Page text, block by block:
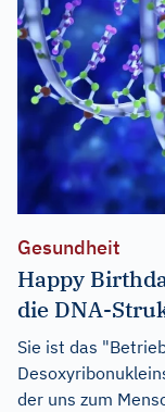
Gesundheit
Happy
die DNA-
Sie ist das
der uns zum